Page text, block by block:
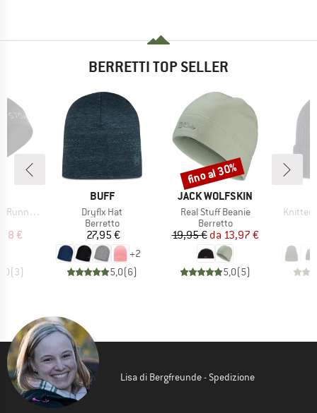
BERRETTI TOP SELLER
Hat
ridotto
€
(3)
MARCHIO
BUFF
Articolo
Dryflx Hat
Gruppo di prodotti
Berretto
Prezzo
27,95 €
+2
5,0(6)
MARCHIO
JACK WOLFSKIN
Articolo
Real Stuff Beanie
Gruppo di prodotti
Berretto
Prezzo
19,95 € Prezzo ridotto
da 13,97 €
5,0(5)
Sconto
fino al 30%
Articolo
Knitted
Lisa di Bergfreunde - Spedizione